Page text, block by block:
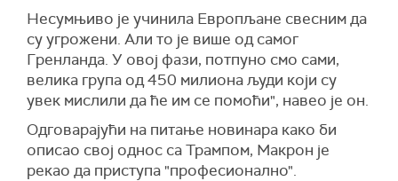
Несумњиво је учинила Европљане свесним да
су угрожени. Али то је више од самог
Гренланда. У овој фази, потпуно смо сами,
велика група од 450 милиона људи који су
увек мислили да ће им се помоћи", навео је он.
Одговарајући на питање новинара како би
описао свој однос са Трампом, Макрон је
рекао да приступа "професионално".